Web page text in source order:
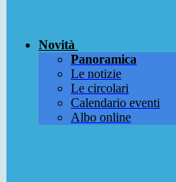
Novità
Panoramica
Le notizie
Le circolari
Calendario eventi
Albo online